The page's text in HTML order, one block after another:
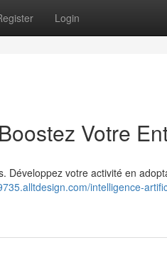
Login
Votre
Développez votre activité en
intelligence-